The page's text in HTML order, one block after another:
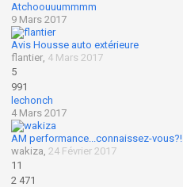
Atchoouuummmm
9 Mars 2017
Avis Housse auto extérieure
flantier, 4 Mars 2017
5
991
lechonch
4 Mars 2017
AM performance...connaissez-vous?!
wakiza,24 Février 2017
11
2 471